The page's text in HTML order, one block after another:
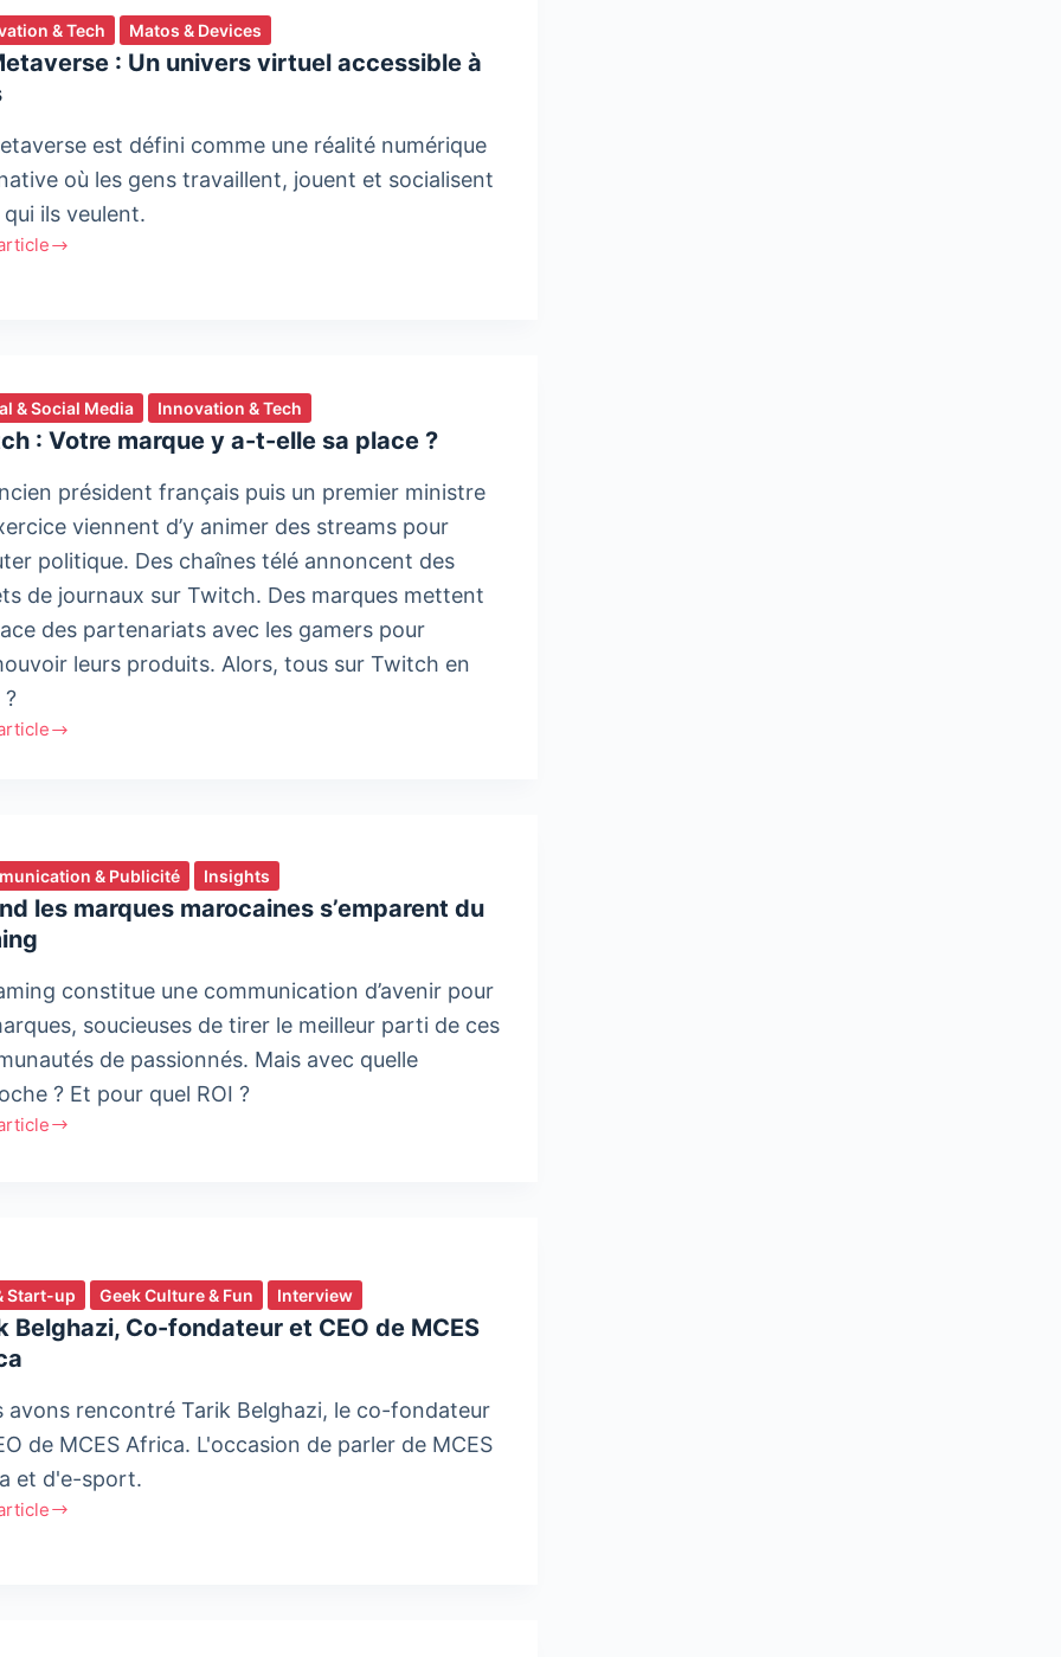
& Tech Matos & Devices
: Un univers virtuel accessible à
est défini comme une réalité numérique
où les gens travaillent, jouent et socialisent
qui ils veulent.
& Social Media Innovation & Tech
: Votre marque y a-t-elle sa place ?
président français puis un premier ministre
viennent d’y animer des streams pour
politique. Des chaînes télé annoncent des
de journaux sur Twitch. Des marques mettent
des partenariats avec les gamers pour
leurs produits. Alors, tous sur Twitch en
?
& Publicité Insights
les marques marocaines s’emparent du
constitue une communication d’avenir pour
soucieuses de tirer le meilleur parti de ces
de passionnés. Mais avec quelle
? Et pour quel ROI ?
Start-up Geek Culture & Fun Interview
Belghazi, Co-fondateur et CEO de MCES
avons rencontré Tarik Belghazi, le co-fondateur
de MCES Africa. L'occasion de parler de MCES
et d'e-sport.